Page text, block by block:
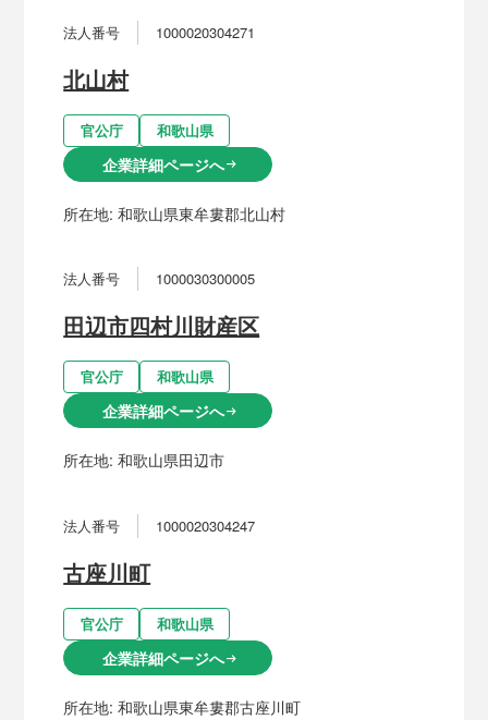
法人番号 1000020304271
北山村
官公庁 和歌山県
企業詳細ページへarrow_right_alt
所在地:和歌山県東牟婁郡北山村
法人番号 1000030300005
田辺市四村川財産区
官公庁 和歌山県
企業詳細ページへarrow_right_alt
所在地:和歌山県田辺市
法人番号 1000020304247
古座川町
官公庁 和歌山県
企業詳細ページへarrow_right_alt
所在地:和歌山県東牟婁郡古座川町